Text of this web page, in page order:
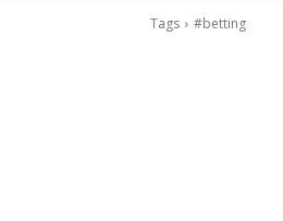
Tags #betting